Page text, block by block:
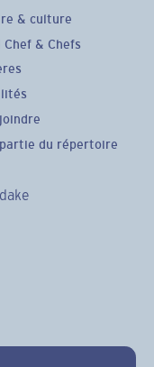
& culture
Chef & Chefs
du répertoire